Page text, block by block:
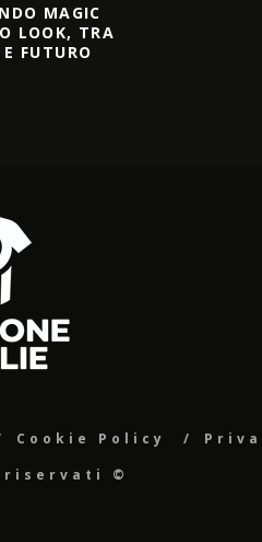
MAGIC
LOOK, TRA
FUTURO
Cookie Policy
©